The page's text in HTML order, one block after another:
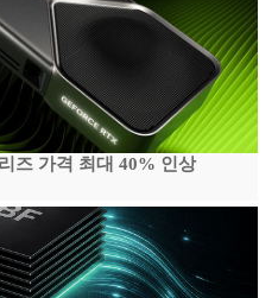
즈 가격 최대 40% 인상